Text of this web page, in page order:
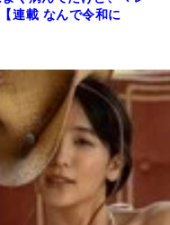
連載 なんで令和に